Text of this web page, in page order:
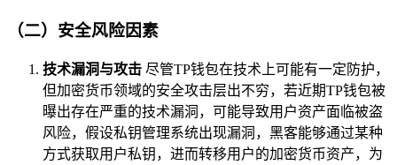
（二）安全风险因素
技术漏洞与攻击 尽管TP钱包在技术上可能有一定防护，
但加密货币领域的安全攻击层出不穷，若近期TP钱包被
曝出存在严重的技术漏洞，可能导致用户资产面临被盗
风险，假设私钥管理系统出现漏洞，黑客能够通过某种
方式获取用户私钥，进而转移用户的加密货币资产，为